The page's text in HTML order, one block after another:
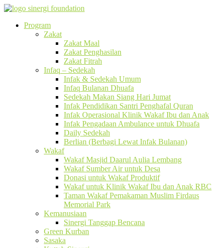
Program
Zakat
Zakat Maal
Zakat Penghasilan
Zakat Fitrah
Infaq – Sedekah
Infak & Sedekah Umum
Infaq Bulanan Dhuafa
Sedekah Makan Siang Hari Jumat
Infak Pendidikan Santri Penghafal Quran
Infak Operasional Klinik Wakaf Ibu dan Anak
Infak Pengadaan Ambulance untuk Dhuafa
Daily Sedekah
Berlian (Berbagi Lewat Infak Bulanan)
Wakaf
Wakaf Masjid Daarul Aulia Lembang
Wakaf Sumber Air untuk Desa
Donasi untuk Wakaf Produktif
Wakaf untuk Klinik Wakaf Ibu dan Anak RBC
Taman Wakaf Pemakaman Muslim Firdaus
Memorial Park
Kemanusiaan
Sinergi Tanggap Bencana
Green Kurban
Sasaka